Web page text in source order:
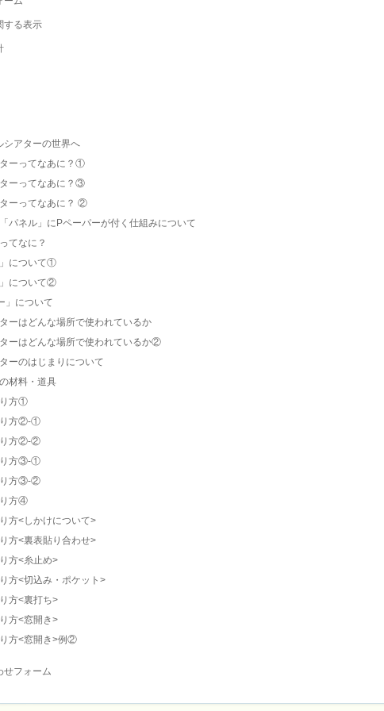
する表示
シアターの世界へ
ーってなあに？①
ーってなあに？③
ーってなあに？ ②
パネル」にPペーパーが付く仕組みについて
てなに？
」について①
」について②
」について
ーはどんな場所で使われているか
ーはどんな場所で使われているか②
ーのはじまりについて
材料・道具
方①
り方②-①
り方②-②
り方③-①
り方③-②
方④
方<しかけについて>
方<裏表貼り合わせ>
方<糸止め>
方<切込み・ポケット>
方<裏打ち>
方<窓開き>
方<窓開き>例②
せフォーム